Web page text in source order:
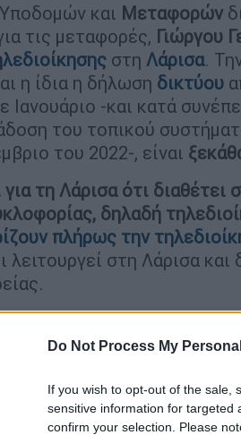
Do Not Process My
If you wish to opt-out of the sale,
sensitive information for targeted
confirm your selection. Please
και Μεταφορών
τις μεταφορές, Γιώργου
στη Λάρισα.
η ίδια η δήλωση δικτύου
Ιανουάριο -και κατά
του τοπικού
του 2022-, είναι
τη Λάρισα ότι διαθέτει
δηλαδή
πλήρως την
λειτουργεί στη Λάρισα και